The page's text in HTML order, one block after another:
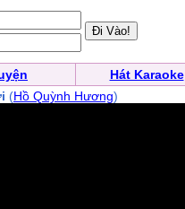
Hát Karaoke
(Hồ Quỳnh Hương)